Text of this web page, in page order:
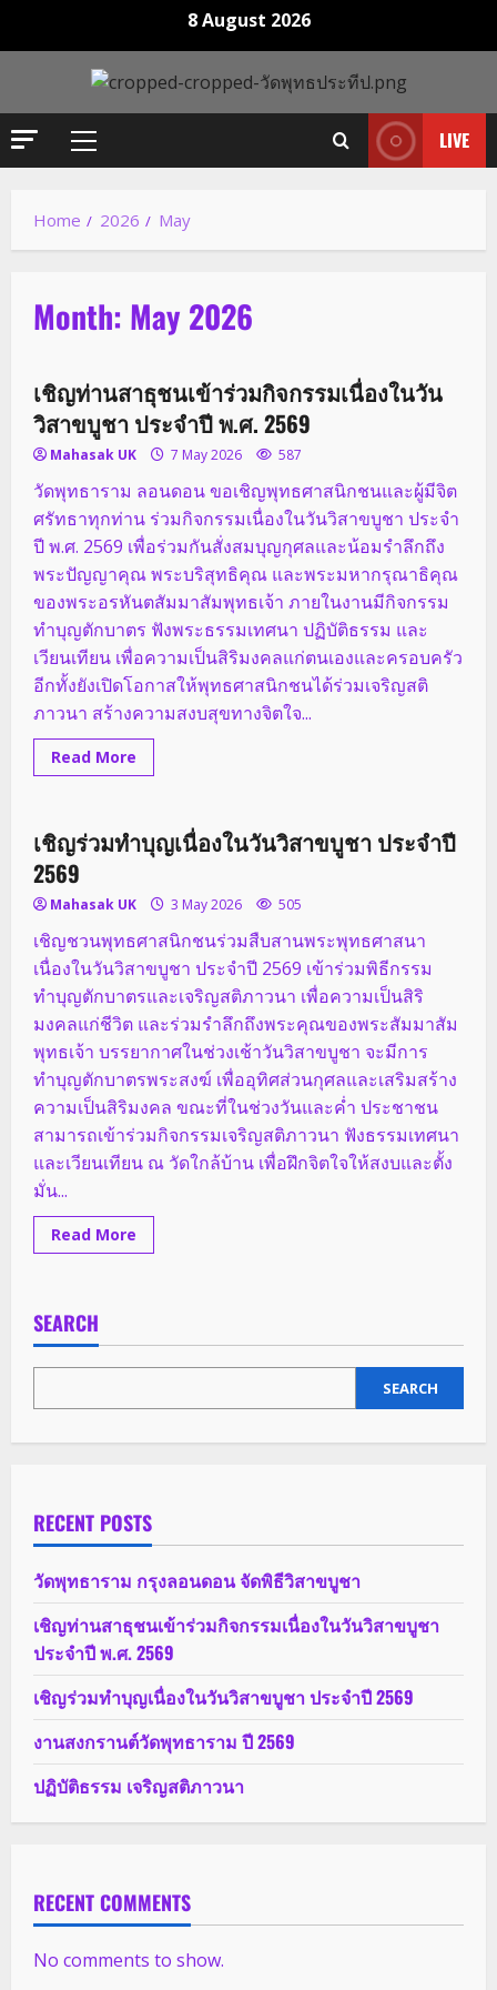
8 August 2026
Primary
LIVE
Home 2026 May
Month: May 2026
กิจกรรมของวัด
เชิญท่านสาธุชนเข้าร่วมกิจกรรมเนื่องในวัน
วิสาขบูชา ประจำปี พ.ศ. 2569
Mahasak UK 7 May 2026 587
วัดพุทธาราม ลอนดอน ขอเชิญพุทธศาสนิกชนและผู้มีจิต
ศรัทธาทุกท่าน ร่วมกิจกรรมเนื่องในวันวิสาขบูชา ประจำ
ปี พ.ศ. 2569 เพื่อร่วมกันสั่งสมบุญกุศลและน้อมรำลึกถึง
พระปัญญาคุณ พระบริสุทธิคุณ และพระมหากรุณาธิคุณ
ของพระอรหันตสัมมาสัมพุทธเจ้า ภายในงานมีกิจกรรม
ทำบุญตักบาตร ฟังพระธรรมเทศนา ปฏิบัติธรรม และ
เวียนเทียน เพื่อความเป็นสิริมงคลแก่ตนเองและครอบครัว
อีกทั้งยังเปิดโอกาสให้พุทธศาสนิกชนได้ร่วมเจริญสติ
ภาวนา สร้างความสงบสุขทางจิตใจ...
Read More
more
สาธุชน
เข้า
ร่วม
เนื่อง
ใน
วิสาขบูชา
ปี
พ.ศ.
2569
1 minute read
กิจกรรมของวัด
เชิญร่วมทำบุญเนื่องในวันวิสาขบูชา ประจำปี
2569
Mahasak UK 3 May 2026 505
เชิญชวนพุทธศาสนิกชนร่วมสืบสานพระพุทธศาสนา
เนื่องในวันวิสาขบูชา ประจำปี 2569 เข้าร่วมพิธีกรรม
ทำบุญตักบาตรและเจริญสติภาวนา เพื่อความเป็นสิริ
มงคลแก่ชีวิต และร่วมรำลึกถึงพระคุณของพระสัมมาสัม
พุทธเจ้า บรรยากาศในช่วงเช้าวันวิสาขบูชา จะมีการ
ทำบุญตักบาตรพระสงฆ์ เพื่ออุทิศส่วนกุศลและเสริมสร้าง
ความเป็นสิริมงคล ขณะที่ในช่วงวันและค่ำ ประชาชน
สามารถเข้าร่วมกิจกรรมเจริญสติภาวนา ฟังธรรมเทศนา
และเวียนเทียน ณ วัดใกล้บ้าน เพื่อฝึกจิตใจให้สงบและตั้ง
มั่น...
Read More
more
ใน
วิสาขบูชา
ปี
SEARCH
SEARCH
RECENT POSTS
วัดพุทธาราม กรุงลอนดอน จัดพิธีวิสาขบูชา
เชิญท่านสาธุชนเข้าร่วมกิจกรรมเนื่องในวันวิสาขบูชา
ประจำปี พ.ศ. 2569
เชิญร่วมทำบุญเนื่องในวันวิสาขบูชา ประจำปี 2569
งานสงกรานต์วัดพุทธาราม ปี 2569
ปฏิบัติธรรม เจริญสติภาวนา
RECENT COMMENTS
No comments to show.